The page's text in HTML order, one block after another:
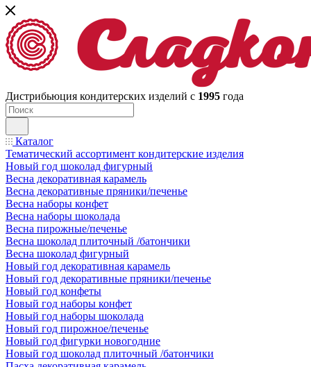
Дистрибьюция кондитерских изделий с 1995 года
Каталог
Тематический ассортимент кондитерские изделия
Новый год шоколад фигурный
Весна декоративная карамель
Весна декоративные пряники/печенье
Весна наборы конфет
Весна наборы шоколада
Весна пирожные/печенье
Весна шоколад плиточный /батончики
Весна шоколад фигурный
Новый год декоративная карамель
Новый год декоративные пряники/печенье
Новый год конфеты
Новый год наборы конфет
Новый год наборы шоколада
Новый год пирожное/печенье
Новый год фигурки новогодние
Новый год шоколад плиточный /батончики